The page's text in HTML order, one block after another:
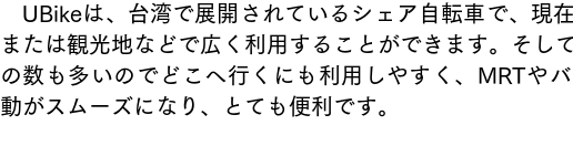
UBikeは、台湾で展開されているシェア自転車で、現
または観光地などで広く利用することができます。そし
の数も多いのでどこへ行くにも利用しやすく、MRTや
動がスムーズになり、とても便利です。